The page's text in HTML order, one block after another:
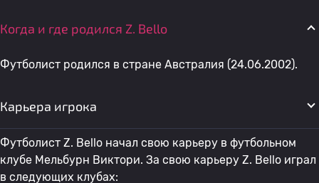
Когда и где родился Z. Bello
Футболист родился в стране Австралия (24.06.2002).
Карьера игрока
Футболист Z. Bello начал свою карьеру в футбольном
клубе Мельбурн Виктори. За свою карьеру Z. Bello играл
в следующих клубах: